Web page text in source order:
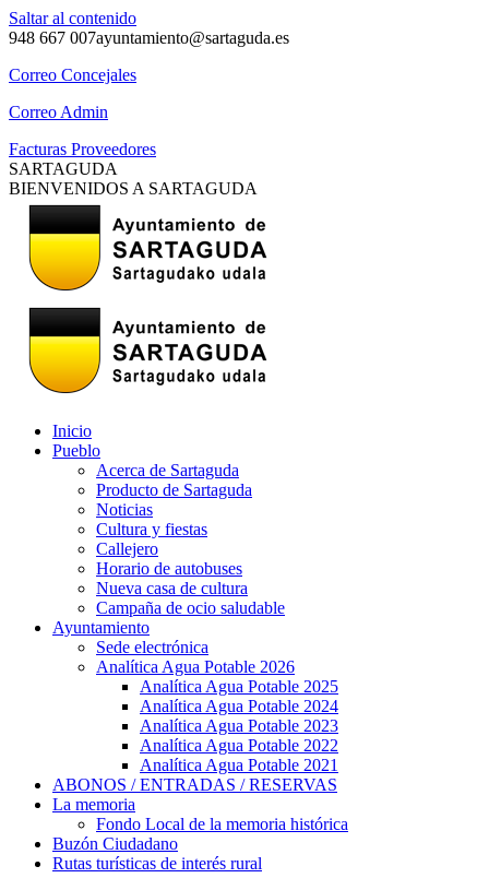
Saltar al contenido
948 667 007ayuntamiento@sartaguda.es
Correo Concejales
Correo Admin
Facturas Proveedores
SARTAGUDA
BIENVENIDOS A SARTAGUDA
Inicio
Pueblo
Acerca de Sartaguda
Producto de Sartaguda
Noticias
Cultura y fiestas
Callejero
Horario de autobuses
Nueva casa de cultura
Campaña de ocio saludable
Ayuntamiento
Sede electrónica
Analítica Agua Potable 2026
Analítica Agua Potable 2025
Analítica Agua Potable 2024
Analítica Agua Potable 2023
Analítica Agua Potable 2022
Analítica Agua Potable 2021
ABONOS / ENTRADAS / RESERVAS
La memoria
Fondo Local de la memoria histórica
Buzón Ciudadano
Rutas turísticas de interés rural